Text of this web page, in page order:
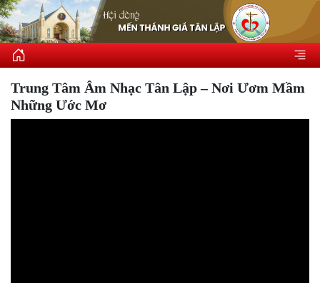
Trung Tâm Âm Nhạc Tân Lập – Nơi Ươm Mầm
Những Ước Mơ